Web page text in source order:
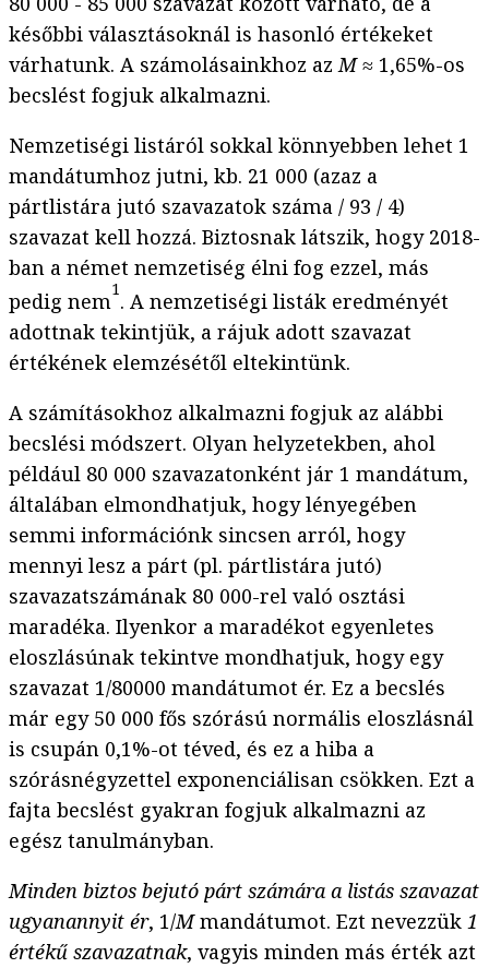
későbbi választásoknál is hasonló értékeket
várhatunk. A számolásainkhoz azM≈ 1,65%-os
becslést fogjuk alkalmazni.
Nemzetiségi listáról sokkal könnyebben lehet 1
mandátumhoz jutni, kb. 21 000 (azaz a
pártlistára jutó szavazatok száma / 93 / 4)
szavazat kell hozzá. Biztosnak látszik, hogy 2018-
ban a német nemzetiség élni fog ezzel, más
pedig nem1. A nemzetiségi listák eredményét
adottnak tekintjük, a rájuk adott szavazat
értékének elemzésétől eltekintünk.
A számításokhoz alkalmazni fogjuk az alábbi
becslési módszert. Olyan helyzetekben, ahol
például 80 000 szavazatonként jár 1 mandátum,
általában elmondhatjuk, hogy lényegében
semmi információnk sincsen arról, hogy
mennyi lesz a párt (pl. pártlistára jutó)
szavazatszámának 80 000-rel való osztási
maradéka. Ilyenkor a maradékot egyenletes
eloszlásúnak tekintve mondhatjuk, hogy egy
szavazat 1/80000 mandátumot ér. Ez a becslés
már egy 50 000 fős szórású normális eloszlásnál
is csupán 0,1%-ot téved, és ez a hiba a
szórásnégyzettel exponenciálisan csökken. Ezt a
fajta becslést gyakran fogjuk alkalmazni az
egész tanulmányban.
Minden biztos bejutó párt számára a listás szavazat
ugyanannyit ér, 1/Mmandátumot. Ezt nevezzük 1
értékű szavazatnak, vagyis minden más érték azt